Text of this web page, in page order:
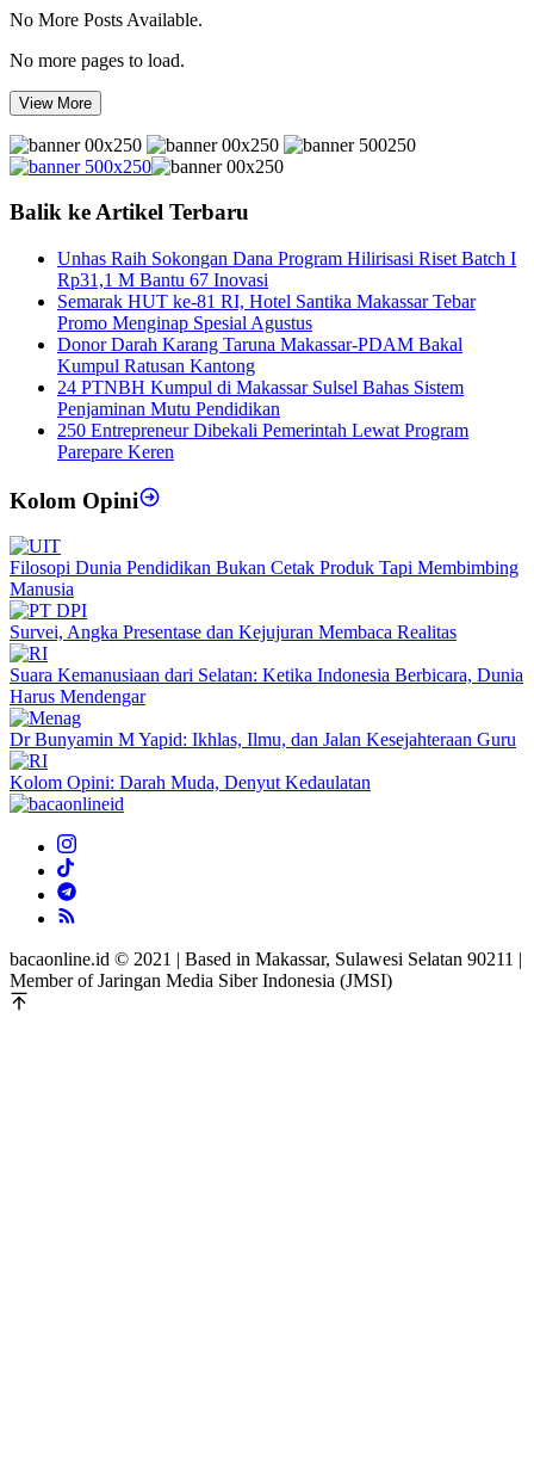
No More Posts Available.
No more pages to load.
View More
Balik ke Artikel Terbaru
Unhas Raih Sokongan Dana Program Hilirisasi Riset Batch I
Rp31,1 M Bantu 67 Inovasi
Semarak HUT ke-81 RI, Hotel Santika Makassar Tebar
Promo Menginap Spesial Agustus
Donor Darah Karang Taruna Makassar-PDAM Bakal
Kumpul Ratusan Kantong
24 PTNBH Kumpul di Makassar Sulsel Bahas Sistem
Penjaminan Mutu Pendidikan
250 Entrepreneur Dibekali Pemerintah Lewat Program
Parepare Keren
Kolom Opini
Filosopi Dunia Pendidikan Bukan Cetak Produk Tapi Membimbing
Manusia
Survei, Angka Presentase dan Kejujuran Membaca Realitas
Suara Kemanusiaan dari Selatan: Ketika Indonesia Berbicara, Dunia
Harus Mendengar
Dr Bunyamin M Yapid: Ikhlas, Ilmu, dan Jalan Kesejahteraan Guru
Kolom Opini: Darah Muda, Denyut Kedaulatan
bacaonline.id © 2021 | Based in Makassar, Sulawesi Selatan 90211 |
Member of Jaringan Media Siber Indonesia (JMSI)